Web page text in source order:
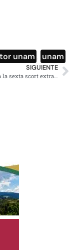
unam unam
SIGUIENTE
Asesinan a la sexta scort extranjera, la hallaron en Ecatepec con el rostro desfigurado por ácido